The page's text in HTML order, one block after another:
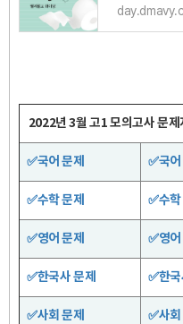
2022년 3월 고1 모의고사 문
✅국어 문제 ✅국
✅수학 문제 ✅수
✅영어 문제 ✅영
✅한국사 문제 ✅한
✅사회 문제 ✅사